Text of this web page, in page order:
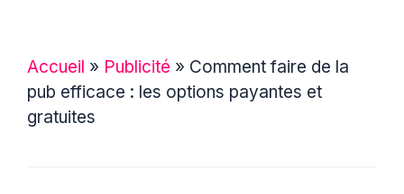
Accueil » Publicité » Comment faire de la
pub efficace : les options payantes et
gratuites